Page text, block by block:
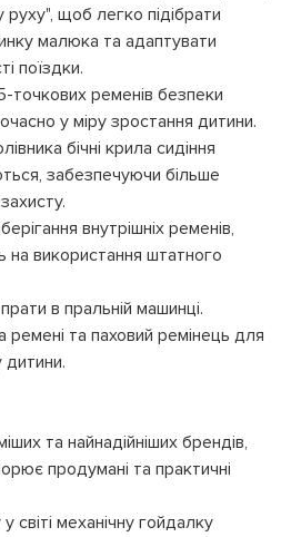
щоб легко підібрати
малюка та адаптувати
поїздки.
точкових ременів безпеки
у міру зростання дитини.
бічні крила сидіння
забезпечуючи більше
внутрішніх ременів,
на використання штатного
в пральній машинці.
ремені та паховий ремінець для
та найнадійніших брендів,
продумані та практичні
механічну гойдалку